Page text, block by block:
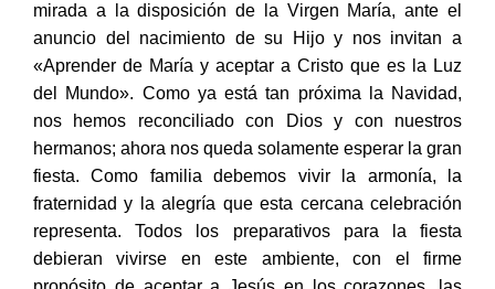
mirada a la disposición de la Virgen María, ante el
anuncio del nacimiento de su Hijo y nos invitan a
«Aprender de María y aceptar a Cristo que es la Luz
del Mundo». Como ya está tan próxima la Navidad,
nos hemos reconciliado con Dios y con nuestros
hermanos; ahora nos queda solamente esperar la gran
fiesta. Como familia debemos vivir la armonía, la
fraternidad y la alegría que esta cercana celebración
representa. Todos los preparativos para la fiesta
debieran vivirse en este ambiente, con el firme